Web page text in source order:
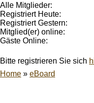
Alle Mitglieder:
Registriert Heute:
Registriert Gestern:
Mitglied(er) online:
Gäste Online:
Bitte registrieren Sie sich
Home » eBoard